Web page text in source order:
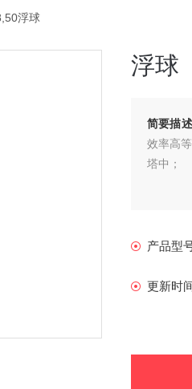
浮球
浮球
简要描述
效率高
塔中；
产品型
更新时